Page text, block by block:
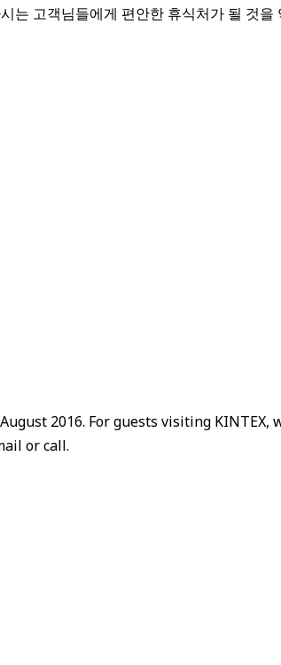
고객님들에게 편안한 휴식처가 될 것
2016. For guests visiting
or call.